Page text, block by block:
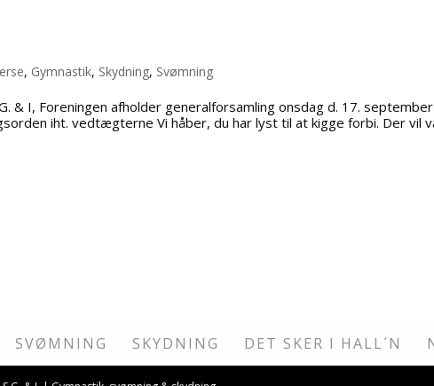
, Gymnastik, Skydning, Svømning
& I, Foreningen afholder generalforsamling onsdag d. 17.
iht. vedtægterne Vi håber, du har lyst til at kigge forbi. Der vil
SVØMNING SKYDNING DET SKER I HALL´N